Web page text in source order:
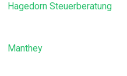
Hagedorn Steuerberatung
Manthey